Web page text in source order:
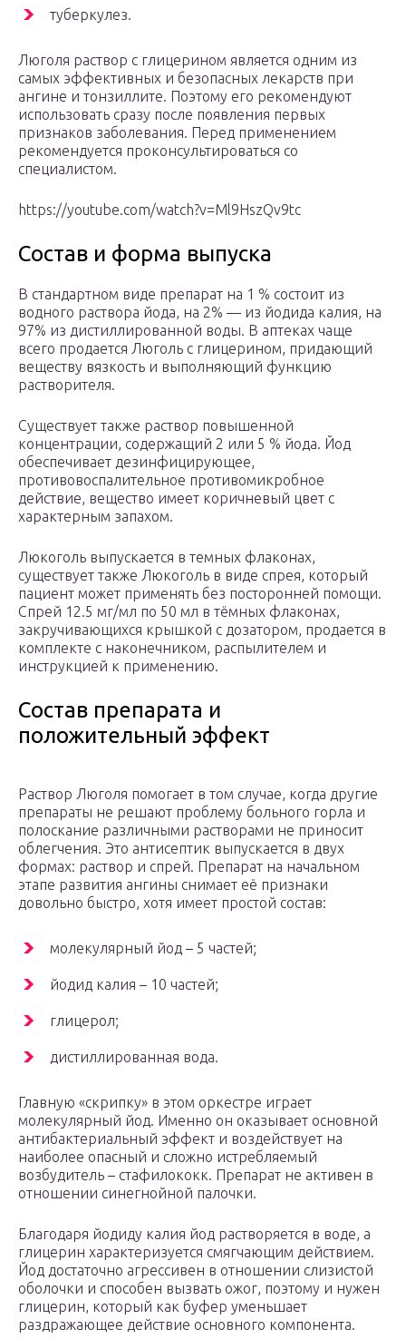
туберкулез.
Люголя раствор с глицерином является одним из
самых эффективных и безопасных лекарств при
ангине и тонзиллите. Поэтому его рекомендуют
использовать сразу после появления первых
признаков заболевания. Перед применением
рекомендуется проконсультироваться со
специалистом.
https://youtube.com/watch?v=Ml9HszQv9tc
Состав и форма выпуска
В стандартном виде препарат на 1 % состоит из
водного раствора йода, на 2% — из йодида калия, на
97% из дистиллированной воды. В аптеках чаще
всего продается Люголь с глицерином, придающий
веществу вязкость и выполняющий функцию
растворителя.
Существует также раствор повышенной
концентрации, содержащий 2 или 5 % йода. Йод
обеспечивает дезинфицирующее,
противовоспалительное противомикробное
действие, вещество имеет коричневый цвет с
характерным запахом.
Люкоголь выпускается в темных флаконах,
существует также Люкоголь в виде спрея, который
пациент может применять без посторонней помощи.
Спрей 12.5 мг/мл по 50 мл в тёмных флаконах,
закручивающихся крышкой с дозатором, продается в
комплекте с наконечником, распылителем и
инструкцией к применению.
Состав препарата и
положительный эффект
Раствор Люголя помогает в том случае, когда другие
препараты не решают проблему больного горла и
полоскание различными растворами не приносит
облегчения. Это антисептик выпускается в двух
формах: раствор и спрей. Препарат на начальном
этапе развития ангины снимает её признаки
довольно быстро, хотя имеет простой состав:
молекулярный йод – 5 частей;
йодид калия – 10 частей;
глицерол;
дистиллированная вода.
Главную «скрипку» в этом оркестре играет
молекулярный йод. Именно он оказывает основной
антибактериальный эффект и воздействует на
наиболее опасный и сложно истребляемый
возбудитель – стафилококк. Препарат не активен в
отношении синегнойной палочки.
Благодаря йодиду калия йод растворяется в воде, а
глицерин характеризуется смягчающим действием.
Йод достаточно агрессивен в отношении слизистой
оболочки и способен вызвать ожог, поэтому и нужен
глицерин, который как буфер уменьшает
раздражающее действие основного компонента.